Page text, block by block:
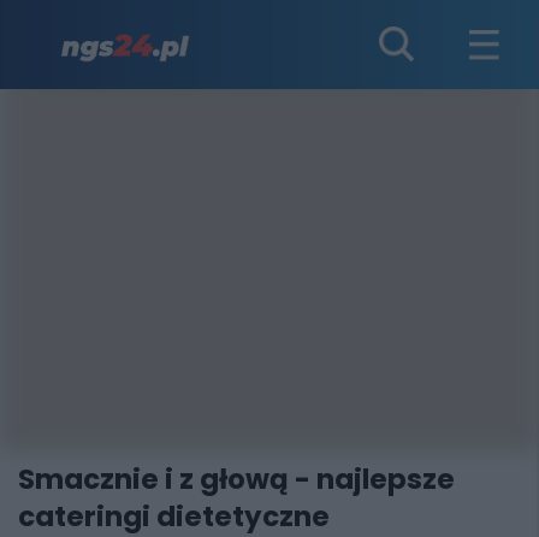
Smacznie i z głową - najlepsze
cateringi dietetyczne